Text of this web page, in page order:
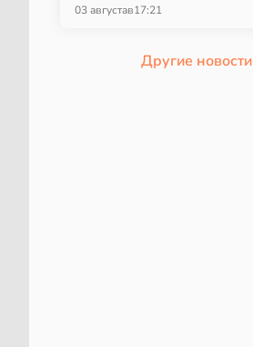
03 августав17:21
Другие новости